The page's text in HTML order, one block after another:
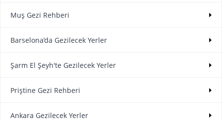
Muş Gezi Rehberi
Barselona’da Gezilecek Yerler
Şarm El Şeyh'te Gezilecek Yerler
Priştine Gezi Rehberi
Ankara Gezilecek Yerler